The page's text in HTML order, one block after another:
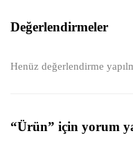
Değerlendirmeler
Henüz değerlendirme
“Ürün” için yorum